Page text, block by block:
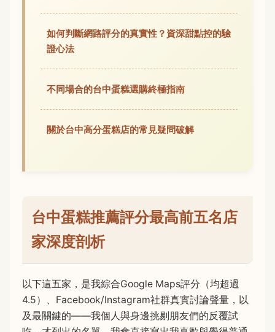
如何判斷網路評分的真實性？資深甜點控的驗
證心法
不同場合的台中蛋糕選購終極指南
關於台中高分蛋糕店的常見疑問破解
台中蛋糕推薦評分最高前五名店
家深度剖析
以下這五家，是我綜合Google Maps評分（均超過
4.5）、Facebook/Instagram社群真實討論聲量，以
及最關鍵的——我個人與身邊挑剔朋友們的反覆試